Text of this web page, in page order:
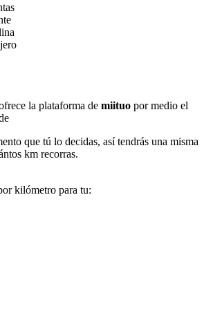
la plataforma de miituo por medio el
que tú lo decidas, así tendrás una misma
km recorras.
kilómetro para tu: